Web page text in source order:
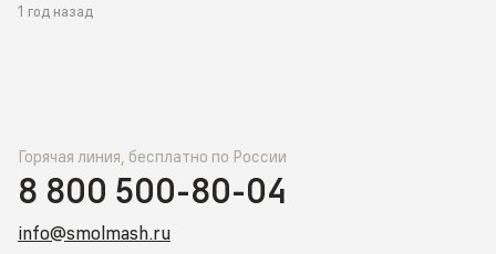
1 год назад
Горячая линия, бесплатно по России
8 800 500-80-04
info@smolmash.ru